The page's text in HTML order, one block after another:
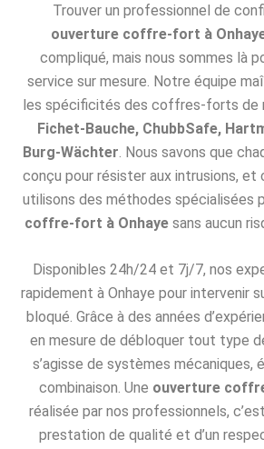
Trouver un professionnel de
ouverture coffre-fort à
compliqué, mais nous sommes là
service sur mesure. Notre équipe
les spécificités des coffres-forts de
Fichet-Bauche, ChubbSafe,
Burg-Wächter . Nous savons que
conçu pour résister aux intrusions, et
utilisons des méthodes spécialisées
coffre-fort à Onhaye sans aucun
Disponibles 24h/24 et 7j/7, nos
rapidement à Onhaye pour
bloqué. Grâce à des années
en mesure de débloquer tout type
s’agisse de systèmes mécaniques,
combinaison. Une ouverture
réalisée par nos professionnels, c’est
prestation de qualité et d’un